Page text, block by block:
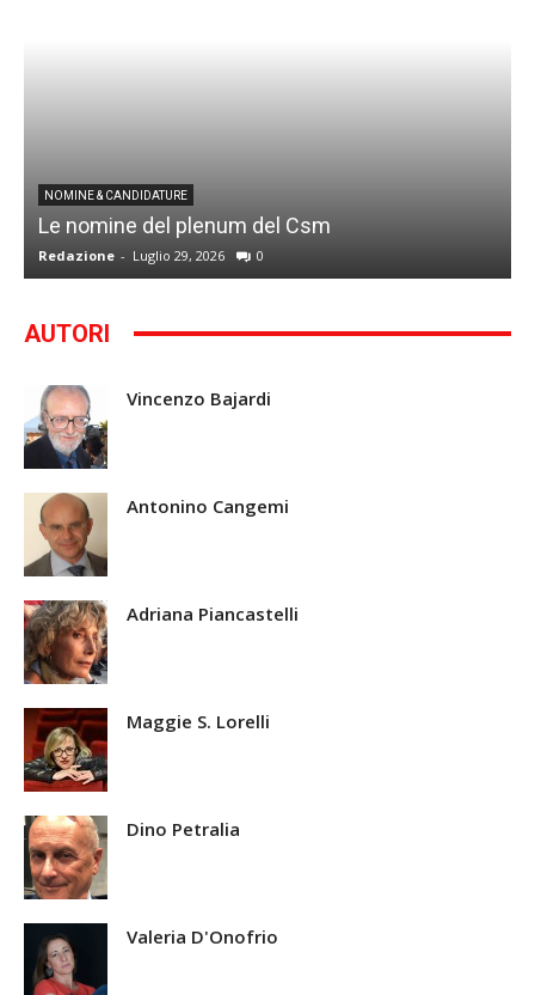
NOMINE & CANDIDATURE
Le nomine del plenum del Csm
Redazione - Luglio 29, 2026 0
AUTORI
Vincenzo Bajardi
Antonino Cangemi
Adriana Piancastelli
Maggie S. Lorelli
Dino Petralia
Valeria D'Onofrio